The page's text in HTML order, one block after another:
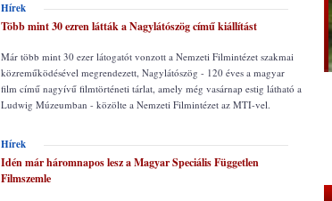
Hírek
Több mint 30 ezren látták a Nagylátószög című kiállítást
Már több mint 30 ezer látogatót vonzott a Nemzeti Filmintézet szakmai
közreműködésével megrendezett, Nagylátószög - 120 éves a magyar
film című nagyívű filmtörténeti tárlat, amely még vasárnap estig látható a
Ludwig Múzeumban - közölte a Nemzeti Filmintézet az MTI-vel.
Hírek
Idén már háromnapos lesz a Magyar Speciális Független
Filmszemle